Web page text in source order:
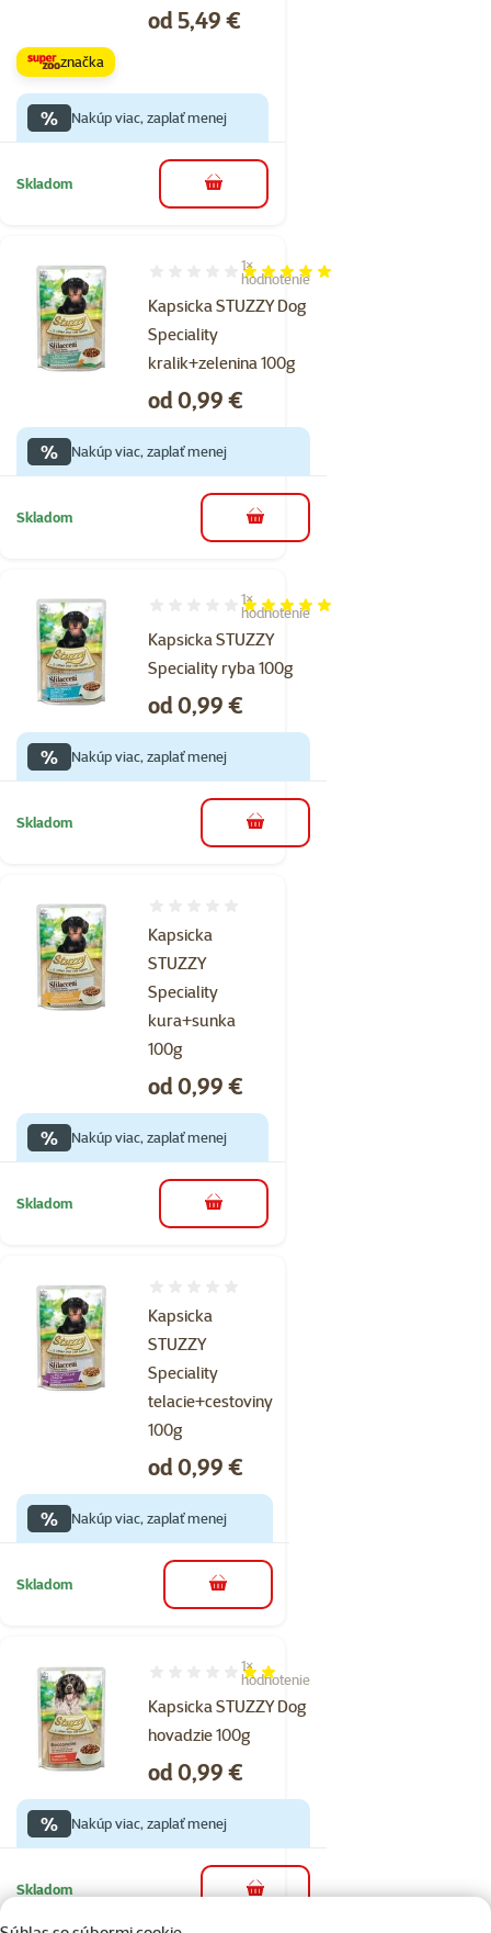
Cena
od 5,49 €
značka
% Nakúp viac, zaplať menej
Skladom do košíka
Kapsicka STUZZY Dog
Speciality
kralik+zelenina 100g
Hodnotenie 100%, počet hodnotení: 1
1×
hodnotenie
Cena
od 0,99 €
% Nakúp viac, zaplať menej
Skladom do košíka
Kapsicka STUZZY
Speciality ryba 100g
Hodnotenie 100%, počet hodnotení: 1
1×
hodnotenie
Cena
od 0,99 €
% Nakúp viac, zaplať menej
Skladom do košíka
Kapsicka
STUZZY
Speciality
kura+sunka
100g
Cena
od 0,99 €
% Nakúp viac, zaplať menej
Skladom do košíka
Kapsicka
STUZZY
Speciality
telacie+cestoviny
100g
Cena
od 0,99 €
% Nakúp viac, zaplať menej
Skladom do košíka
Kapsicka STUZZY Dog
hovadzie 100g
Hodnotenie 40%, počet hodnotení: 1
1×
hodnotenie
Cena
od 0,99 €
% Nakúp viac, zaplať menej
Skladom do košíka